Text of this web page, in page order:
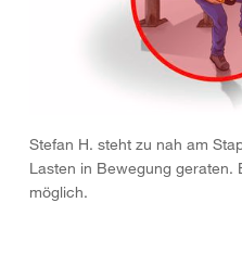
Stefan H. steht zu nah am
Lasten in Bewegung geraten.
möglich.